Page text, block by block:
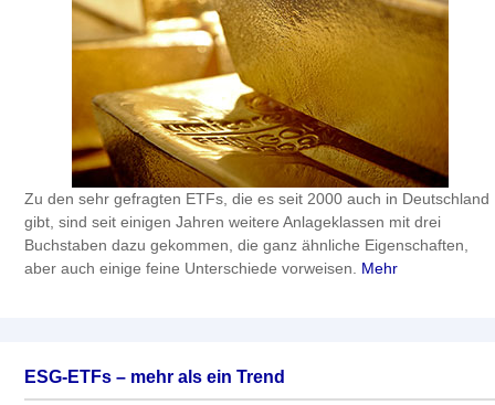
Zu den sehr gefragten ETFs, die es seit 2000 auch in Deutschland
gibt, sind seit einigen Jahren weitere Anlageklassen mit drei
Buchstaben dazu gekommen, die ganz ähnliche Eigenschaften,
aber auch einige feine Unterschiede vorweisen. Mehr
ESG-ETFs – mehr als ein Trend